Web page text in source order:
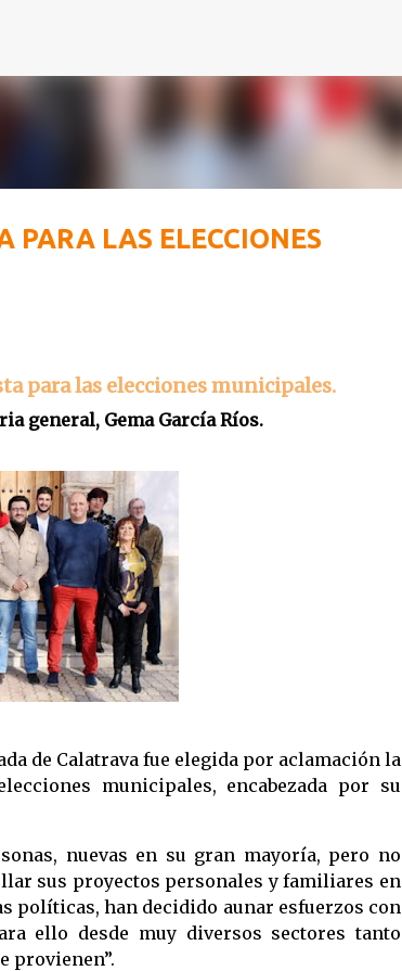
PARA LAS ELECCIONES
para las elecciones municipales.
general, Gema García Ríos.
de Calatrava fue elegida por aclamación la
municipales, encabezada por su
nuevas en su gran mayoría, pero no
sus proyectos personales y familiares en
políticas, han decidido aunar esfuerzos con
ello desde muy diversos sectores tanto
provienen”.